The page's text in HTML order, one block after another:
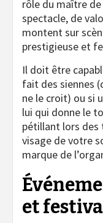
rôle du maître
spectacle, de
montent sur
prestigieuse et
Il doit être
fait des siennes
ne le croit) ou si
lui qui donne le
pétillant lors des
visage de votre
marque de
et